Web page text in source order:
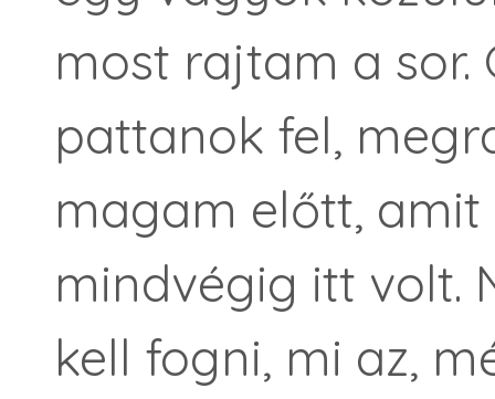
most rajtam a sor.
pattanok fel,
magam előtt,
mindvégig itt volt.
kell fogni, mi az,